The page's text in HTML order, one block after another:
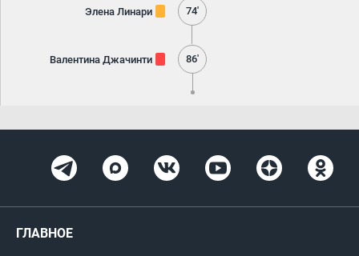
Элена Линари 74'
Валентина Джачинти 86'
ГЛАВНОЕ